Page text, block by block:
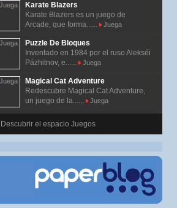
Karate Blazers
Karate Blazers es un juego de
Arcade, que forma......
Juega
Puzzle De Bloques
Inventado en 1984 por el ruso Alekséi
Pázhitnov, e......
Juega
Magical Cat Adventure
Redescubre Magical Cat Adventure,
un juego de la......
Juega
Descubrir el espacio Juegos